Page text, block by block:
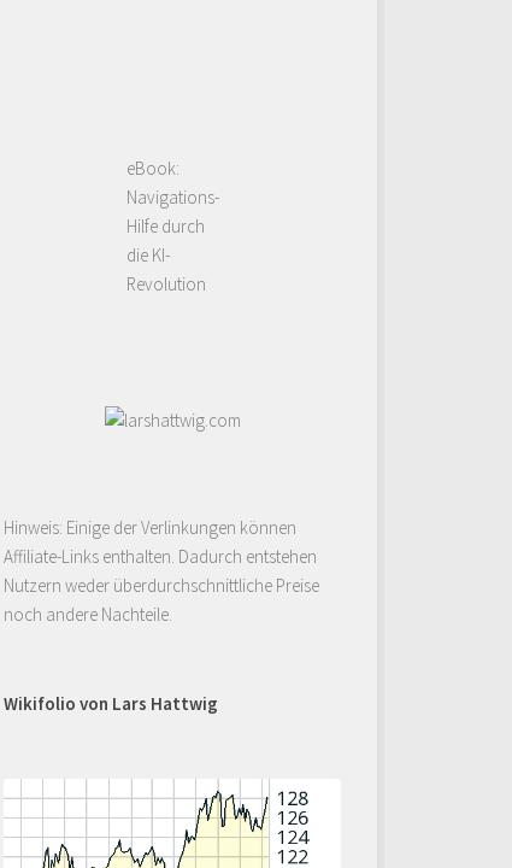
eBook:
Navigations-
Hilfe durch
die KI-
Revolution
Hinweis: Einige der Verlinkungen können
Affiliate-Links enthalten. Dadurch entstehen
Nutzern weder überdurchschnittliche Preise
noch andere Nachteile.
Wikifolio von Lars Hattwig